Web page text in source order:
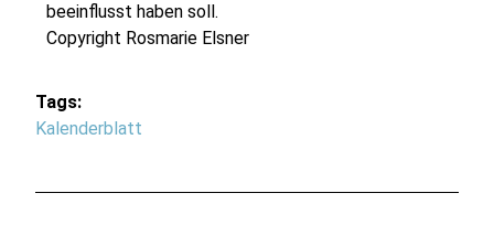
beeinflusst haben soll.
Copyright Rosmarie Elsner
Tags:
Kalenderblatt